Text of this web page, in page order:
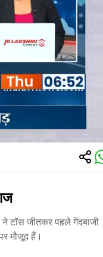
टॉस जीतकर पहले गेंदबाजी
मौजूद हैं।